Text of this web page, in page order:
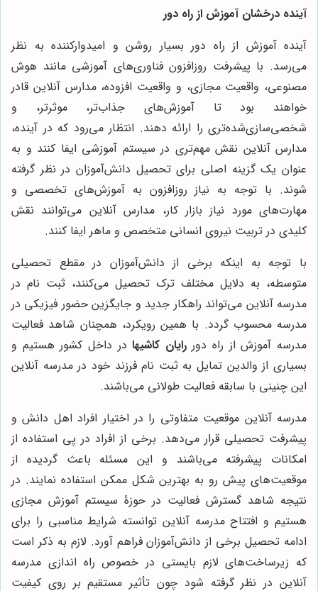
آینده درخشان آموزش از راه دور
آینده آموزش از راه دور بسیار روشن و امیدوارکننده به نظر
می‌رسد. با پیشرفت روزافزون فناوری‌های آموزشی مانند هوش
مصنوعی، واقعیت مجازی، و واقعیت افزوده، مدارس آنلاین قادر
خواهند بود تا آموزش‌های جذاب‌تر، موثرتر، و
شخصی‌سازی‌شده‌تری را ارائه دهند. انتظار می‌رود که در آینده،
مدارس آنلاین نقش مهم‌تری در سیستم آموزشی ایفا کنند و به
عنوان یک گزینه اصلی برای تحصیل دانش‌آموزان در نظر گرفته
شوند. با توجه به نیاز روزافزون به آموزش‌های تخصصی و
مهارت‌های مورد نیاز بازار کار، مدارس آنلاین می‌توانند نقش
کلیدی در تربیت نیروی انسانی متخصص و ماهر ایفا کنند.
با توجه به اینکه برخی از دانش‌آموزان در مقطع تحصیلی
متوسطه، به دلایل مختلف ترک تحصیل می‌کنند، ثبت نام در
مدرسه آنلاین می‌تواند راهکار جدید و جایگزین حضور فیزیکی در
مدرسه محسوب گردد. با همین رویکرد، همچنان شاهد فعالیت
مدرسه آموزش از راه دوررایان کاشیهادر داخل کشور هستیم و
بسیاری از والدین تمایل به ثبت نام فرزند خود در مدرسه آنلاین
این چنینی با سابقه فعالیت طولانی می‌باشند.
مدرسه آنلاین موقعیت متفاوتی را در اختیار افراد اهل دانش و
پیشرفت تحصیلی قرار می‌دهد. برخی از افراد در پی استفاده از
امکانات پیشرفته می‌باشند و این مسئله باعث گردیده از
موقعیت‌های پیش رو به بهترین شکل ممکن استفاده نمایند. در
نتیجه شاهد گسترش فعالیت در حوزۀ سیستم آموزش مجازی
هستیم و افتتاح مدرسه آنلاین توانسته شرایط مناسبی را برای
ادامه تحصیل برخی از دانش‌آموزان فراهم آورد. لازم به ذکر است
که زیرساخت‌های لازم بایستی در خصوص راه اندازی مدرسه
آنلاین در نظر گرفته شود چون تأثیر مستقیم بر روی کیفیت